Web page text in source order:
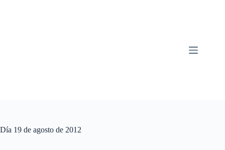
Día 19 de agosto de 2012